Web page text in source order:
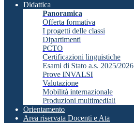
Didattica
Panoramica
Offerta formativa
I progetti delle classi
Dipartimenti
PCTO
Certificazioni linguistiche
Esami di Stato a.s. 2025/2026
Prove INVALSI
Valutazione
Mobilità internazionale
Produzioni multimediali
Orientamento
Area riservata Docenti e Ata